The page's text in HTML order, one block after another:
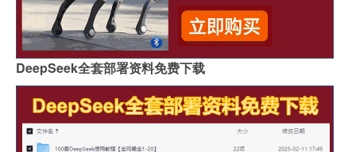
DeepSeek全套部署资料免费下载